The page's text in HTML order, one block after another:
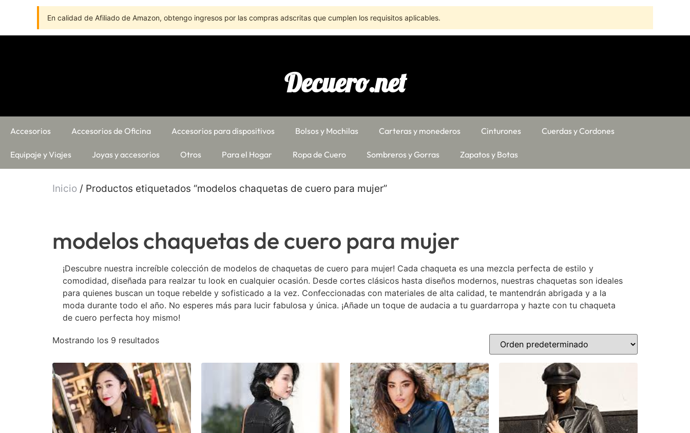
En calidad de Afiliado de Amazon, obtengo ingresos por las compras adscritas que cumplen los requisitos aplicables.
Decuero.net
Accesorios Accesorios de Oficina Accesorios para dispositivos Bolsos y Mochilas Carteras y monederos Cinturones Cuerdas y Cordones
Equipaje y Viajes Joyas y accesorios Otros Para el Hogar Ropa de Cuero Sombreros y Gorras Zapatos y Botas
Inicio / Productos etiquetados “modelos chaquetas de cuero para mujer”
modelos chaquetas de cuero para mujer
¡Descubre nuestra increíble colección de modelos de chaquetas de cuero para mujer! Cada chaqueta es una mezcla perfecta de estilo y
comodidad, diseñada para realzar tu look en cualquier ocasión. Desde cortes clásicos hasta diseños modernos, nuestras chaquetas son ideales
para quienes buscan un toque rebelde y sofisticado a la vez. Confeccionadas con materiales de alta calidad, te mantendrán abrigada y a la
moda durante todo el año. No esperes más para lucir fabulosa y única. ¡Añade un toque de audacia a tu guardarropa y hazte con tu chaqueta
de cuero perfecta hoy mismo!
Mostrando los 9 resultados